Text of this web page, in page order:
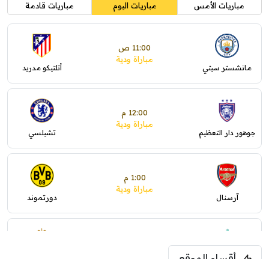
مباريات الأمس مباريات اليوم مباريات قادمة
مانشستر سيتي
11:00 ص
مباراة ودية
أتلتيكو مدريد
جوهور دار التعظيم
12:00 م
مباراة ودية
تشيلسي
آرسنال
1:00 م
مباراة ودية
دورتموند